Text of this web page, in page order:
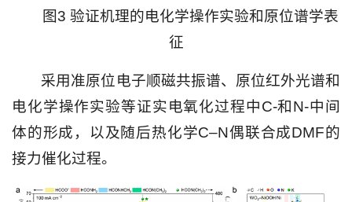
图3 验证机理的电化学操作实验和原位谱学表
征
采用准原位电子顺磁共振谱、原位红外光谱和
电化学操作实验等证实电氧化过程中C-和N-中间
体的形成，以及随后热化学C–N偶联合成DMF的
接力催化过程。